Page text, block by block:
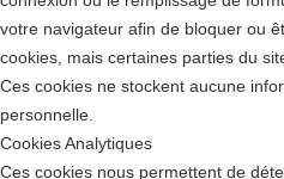
votre navigateur afin de bloquer ou
cookies, mais certaines parties du
Ces cookies ne stockent aucune
personnelle.
Cookies Analytiques
Ces cookies nous permettent de